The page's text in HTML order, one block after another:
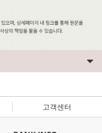
고객센터